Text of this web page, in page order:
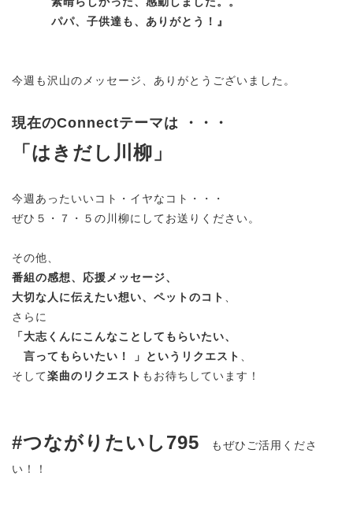
パパ、子供達も、ありがとう！』
今週も沢山のメッセージ、ありがとうございました。
現在のConnectテーマは ・・・
「はきだし川柳」
今週あったいいコト・イヤなコト・・・
ぜひ５・７・５の川柳にしてお送りください。
その他、
番組の感想、応援メッセージ、
大切な人に伝えたい想い、ペットのコト
さらに
「大志くんにこんなことしてもらいたい、
言ってもらいたい！ 」というリクエスト
そして楽曲のリクエスト もお待ちしています！
#つながりたいし795 もぜひご活用くださ
い！！